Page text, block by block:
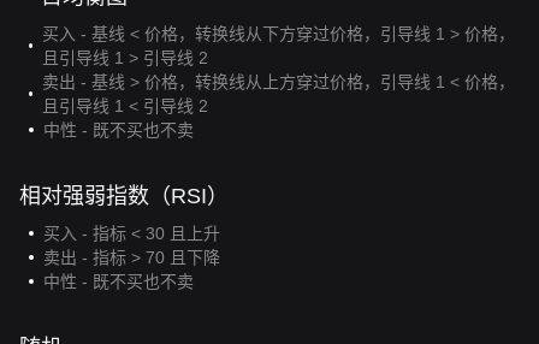
买入 - 基线 < 价格，转换线从下方穿过价格，引导线 1 > 价格，
且引导线 1 > 引导线 2
卖出 - 基线 > 价格，转换线从上方穿过价格，引导线 1 < 价格，
且引导线 1 < 引导线 2
中性 - 既不买也不卖
相对强弱指数（RSI）
买入 - 指标 < 30 且上升
卖出 - 指标 > 70 且下降
中性 - 既不买也不卖